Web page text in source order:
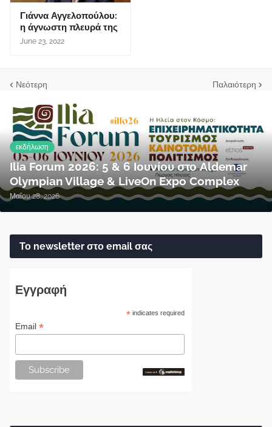
Γιάννα Αγγελοπούλου:
η άγνωστη πλευρά της
June 23, 2022
Νεότερη Παλαιότερη
εκδήλωση
Ilia Forum 2026: 5 & 6 Ιουνίου στο Aldemar
Olympian Village & LiveOn Expo Complex
Μαΐου 28, 2026
Το newsletter στο email σας
Εγγραφή
* indicates required
Email *